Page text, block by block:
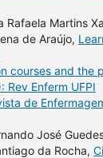
Martins
de Araújo,
courses and the
Rev Enferm UFPI
de
José
da Rocha,